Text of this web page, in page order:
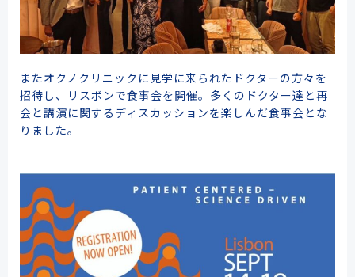
またオクノクリニックに見学に来られたドクターの方々を
招待し、リスボンで食事会を開催。多くのドクター達と再
会と講演に関するディスカッションを楽しんだ食事会とな
りました。